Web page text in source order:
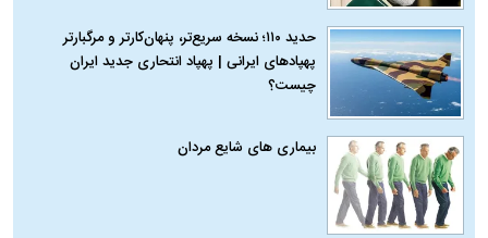
حدید ۱۱۰؛ نسخه سریع‌تر، پنهان‌کارتر و مرگبارتر
پهپادهای ایرانی | پهپاد انتحاری جدید ایران
چیست؟
بیماری‌ های شایع مردان